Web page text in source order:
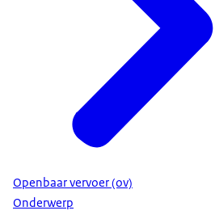
Openbaar vervoer (ov)
Onderwerp